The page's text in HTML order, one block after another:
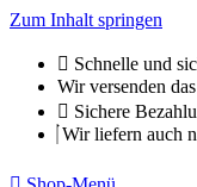
Zum Inhalt springen
Schnelle und
Wir versenden
Sichere
Wir liefern auch